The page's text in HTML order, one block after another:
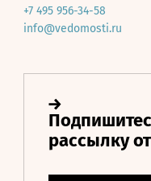
+7 495 956-34-58
info@vedomosti.ru